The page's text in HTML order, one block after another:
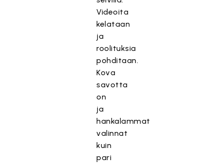
Videoita
kelataan
ja
roolituksia
pohditaan.
Kova
savotta
on
ja
hankalammat
valinnat
kuin
pari